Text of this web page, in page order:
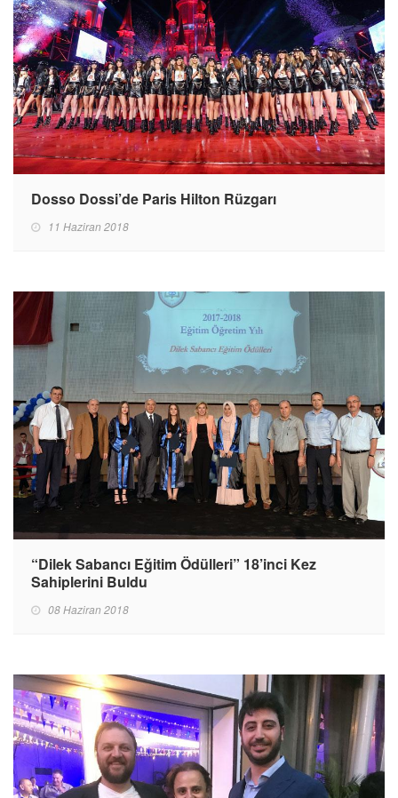
Dosso Dossi’de Paris Hilton Rüzgarı
11 Haziran 2018
“Dilek Sabancı Eğitim Ödülleri” 18’inci Kez
Sahiplerini Buldu
08 Haziran 2018